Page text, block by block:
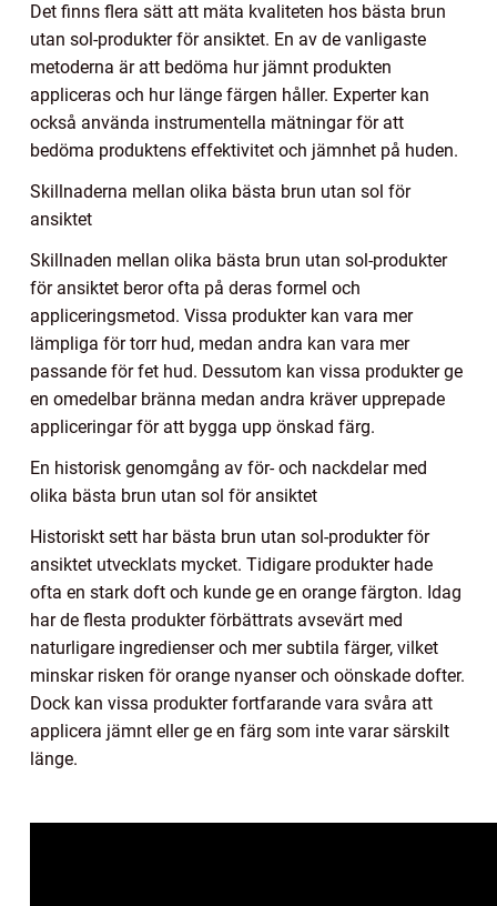
Det finns flera sätt att mäta kvaliteten hos bästa brun
utan sol-produkter för ansiktet. En av de vanligaste
metoderna är att bedöma hur jämnt produkten
appliceras och hur länge färgen håller. Experter kan
också använda instrumentella mätningar för att
bedöma produktens effektivitet och jämnhet på huden.
Skillnaderna mellan olika bästa brun utan sol för
ansiktet
Skillnaden mellan olika bästa brun utan sol-produkter
för ansiktet beror ofta på deras formel och
appliceringsmetod. Vissa produkter kan vara mer
lämpliga för torr hud, medan andra kan vara mer
passande för fet hud. Dessutom kan vissa produkter ge
en omedelbar bränna medan andra kräver upprepade
appliceringar för att bygga upp önskad färg.
En historisk genomgång av för- och nackdelar med
olika bästa brun utan sol för ansiktet
Historiskt sett har bästa brun utan sol-produkter för
ansiktet utvecklats mycket. Tidigare produkter hade
ofta en stark doft och kunde ge en orange färgton. Idag
har de flesta produkter förbättrats avsevärt med
naturligare ingredienser och mer subtila färger, vilket
minskar risken för orange nyanser och oönskade dofter.
Dock kan vissa produkter fortfarande vara svåra att
applicera jämnt eller ge en färg som inte varar särskilt
länge.